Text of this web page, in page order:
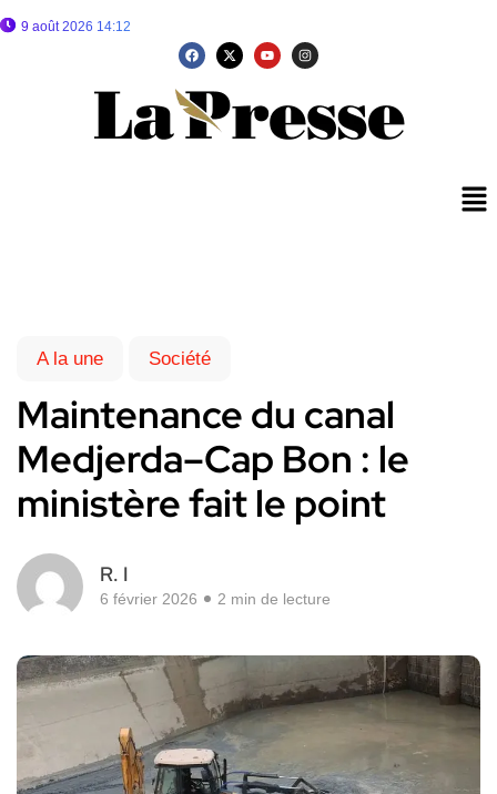
9 août 2026 14:12
A la une Société
Maintenance du canal
Medjerda–Cap Bon : le
ministère fait le point
R. I
6 février 2026 2 min de lecture